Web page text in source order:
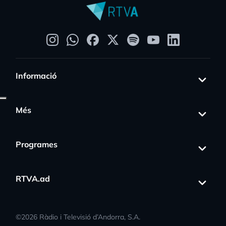
Informació
Més
Programes
RTVA.ad
©2026 Ràdio i Televisió d’Andorra, S.A.